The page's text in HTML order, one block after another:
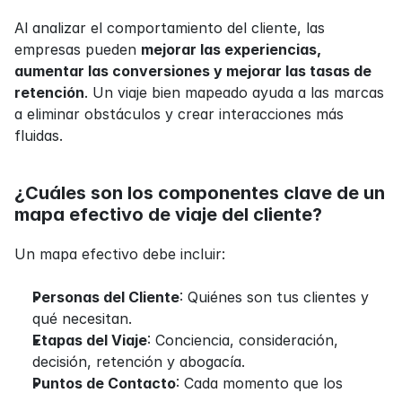
Al analizar el comportamiento del cliente, las
empresas pueden mejorar las experiencias,
aumentar las conversiones y mejorar las tasas de
retención. Un viaje bien mapeado ayuda a las marcas
a eliminar obstáculos y crear interacciones más
fluidas.
¿Cuáles son los componentes clave de un
mapa efectivo de viaje del cliente?
Un mapa efectivo debe incluir:
Personas del Cliente: Quiénes son tus clientes y
qué necesitan.
Etapas del Viaje: Conciencia, consideración,
decisión, retención y abogacía.
Puntos de Contacto: Cada momento que los